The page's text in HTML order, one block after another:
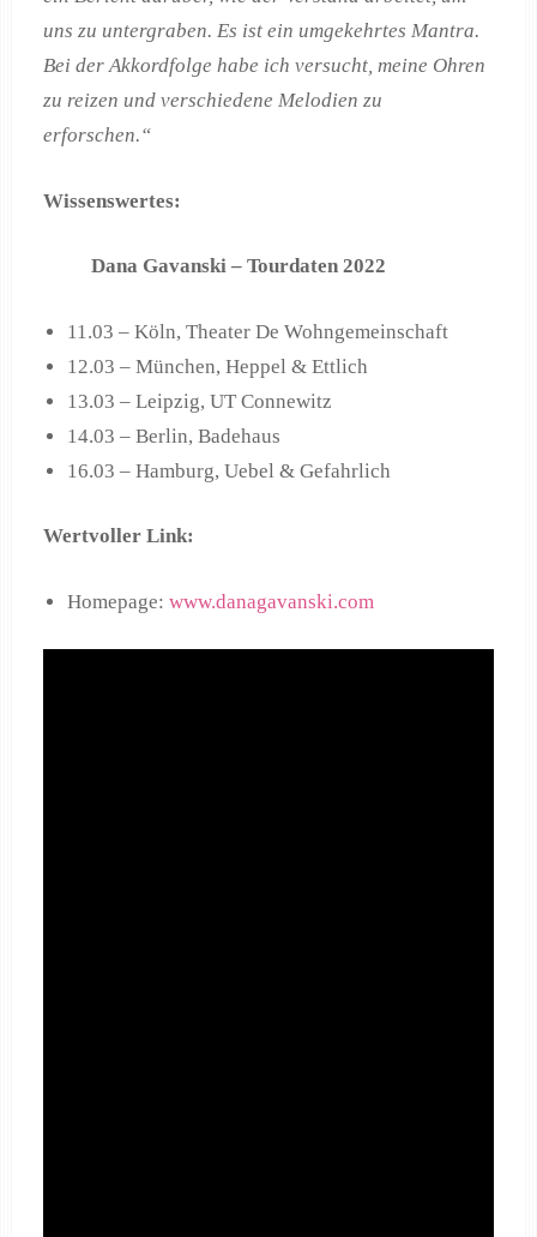
uns zu untergraben. Es ist ein umgekehrtes Mantra.
Bei der Akkordfolge habe ich versucht, meine Ohren
zu reizen und verschiedene Melodien zu
erforschen.“
Wissenswertes:
Dana Gavanski – Tourdaten 2022
11.03 – Köln, Theater De Wohngemeinschaft
12.03 – München, Heppel & Ettlich
13.03 – Leipzig, UT Connewitz
14.03 – Berlin, Badehaus
16.03 – Hamburg, Uebel & Gefahrlich
Wertvoller Link:
Homepage:www.danagavanski.com